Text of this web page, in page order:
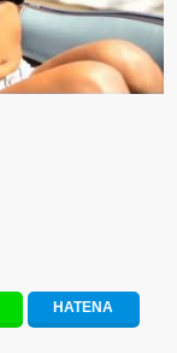
がる歌&盛り上がる曲
HATENA